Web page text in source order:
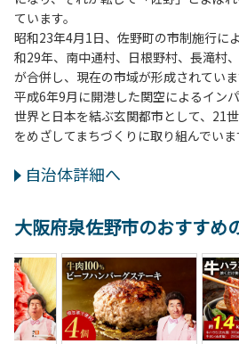
ています。
昭和23年4月1日、佐野町の市制施行に
和29年、南中通村、日根野村、長滝村
が合併し、現在の市域が形成されていま
平成6年9月に開港した関空によるイン
世界と日本を結ぶ玄関都市として、21
をめざしてまちづくりに取り組んでいま
自治体詳細へ
大阪府泉佐野市のおすすめ